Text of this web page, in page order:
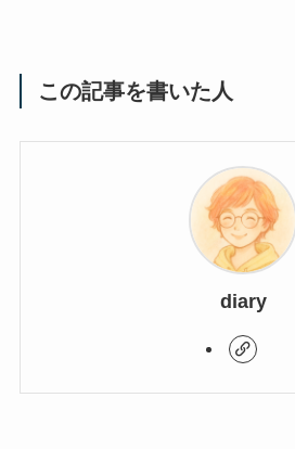
この記事を書いた人
diary